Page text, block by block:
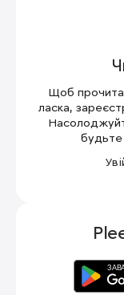
Щоб
ласка,
будьте